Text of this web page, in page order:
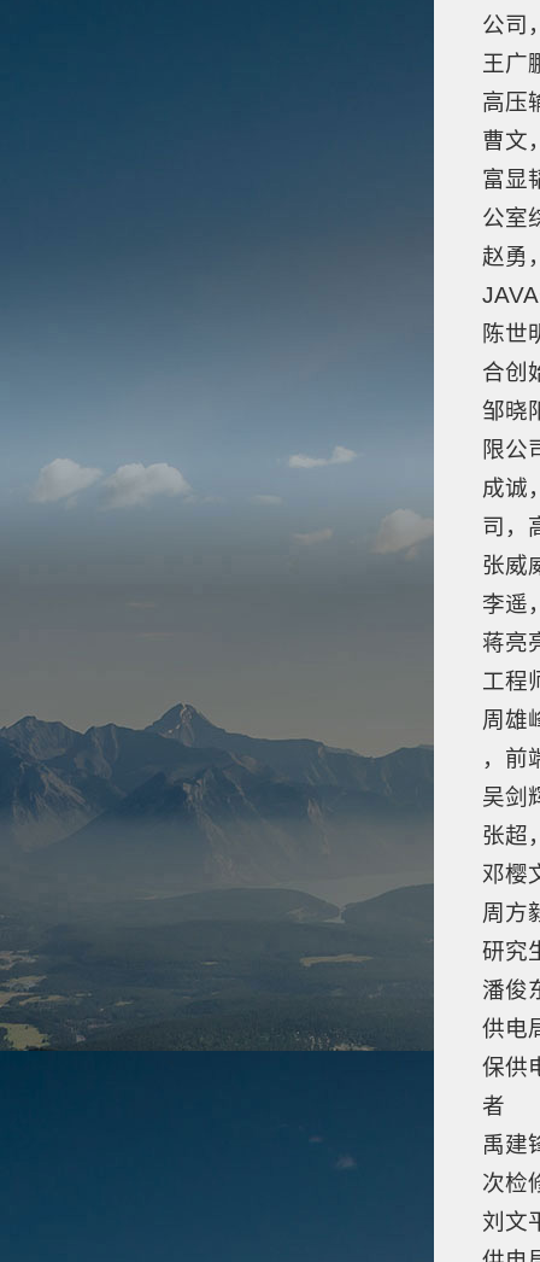
公司
王广
高压
曹文
富显
公室
赵勇
陈世
合创
邹晓
限公
成诚
司，
张威
李遥
蒋亮
工程
周雄
，前
吴剑
张超
邓樱
周方
研究
潘俊
供电
保供
者
禹建
次检
刘文